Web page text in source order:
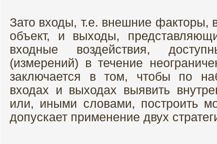
Зато входы, т.е. внешние факторы,
объект, и выходы,
входные воздействия,
(измерений) в течение
заключается в том, чтобы по
входах и выходах выявить
или, иными словами, построить
допускает применение двух